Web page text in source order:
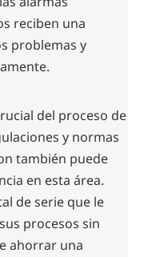
reciben una
problemas y
del proceso de
y normas
también puede
en esta área.
de serie que le
procesos sin
ahorrar una